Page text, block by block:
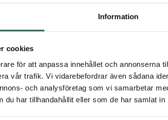
Information
cookies
för att anpassa innehållet och annonserna
vår trafik. Vi vidarebefordrar även sådana
och analysföretag som vi samarbetar
du har tillhandahållit eller som de har samlat